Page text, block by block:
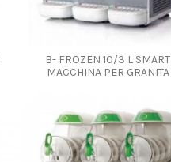
B- FROZEN 10/3 L SMART
MACCHINA PER GRANITA